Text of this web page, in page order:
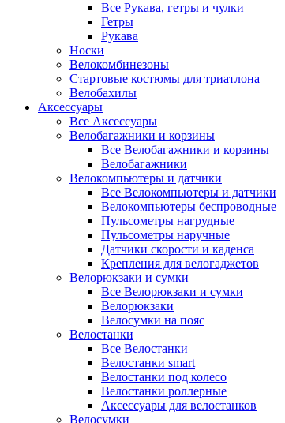
Все Рукава, гетры и чулки
Гетры
Рукава
Носки
Велокомбинезоны
Стартовые костюмы для триатлона
Велобахилы
Аксессуары
Все Аксессуары
Велобагажники и корзины
Все Велобагажники и корзины
Велобагажники
Велокомпьютеры и датчики
Все Велокомпьютеры и датчики
Велокомпьютеры беспроводные
Пульсометры нагрудные
Пульсометры наручные
Датчики скорости и каденса
Крепления для велогаджетов
Велорюкзаки и сумки
Все Велорюкзаки и сумки
Велорюкзаки
Велосумки на пояс
Велостанки
Все Велостанки
Велостанки smart
Велостанки под колесо
Велостанки роллерные
Аксессуары для велостанков
Велосумки